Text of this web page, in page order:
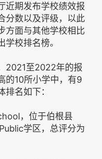
近期发布学校绩效报
分数以及评级，以此
方面与其他学校相比
校排名榜。
2021至2022年的报
的10所小学中，有9
名如下：
，位于伯根县
学区，总评分为